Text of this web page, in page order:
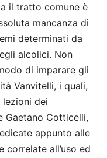
il tratto comune è
mancanza di
determinati da
alcolici. Non
di imparare gli
Vanvitelli, i quali,
dei
Gaetano Cotticelli,
appunto alle
correlate all’uso ed